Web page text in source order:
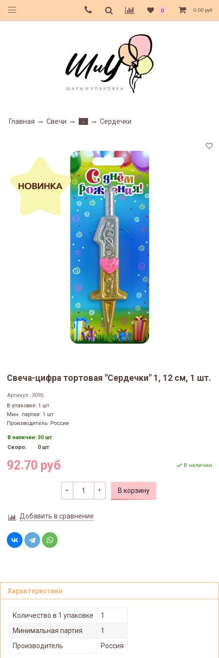
0 0.00 руб
Главная Свечи - Сердечки
Свеча-цифра тортовая "Сердечки" 1, 12 см, 1 шт.
Артикул: 3095
В упаковке: 1 шт.
Мин. партия: 1 шт
Производитель: Россия
В наличии:30 шт
Скоро:
0 шт
92.70 руб В наличии
В корзину
Добавить в сравнение
Характеристики
Количество в 1 упаковке
1
Минимальная партия
1
Производитель
Россия